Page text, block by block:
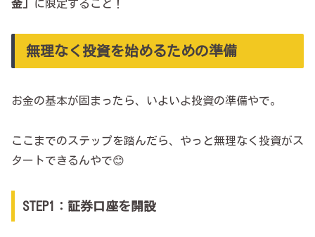
金」
に限定すること！
無理なく投資を始めるための準備
お金の基本が固まったら、いよいよ投資の準備やで。
ここまでのステップを踏んだら、やっと無理なく投資がス
タートできるんやで😊
STEP1：証券口座を開設